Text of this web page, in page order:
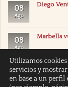
08
Ago
Diego
08
Ago
Marbella
Utilizamos
servicios y
en base a un perfil